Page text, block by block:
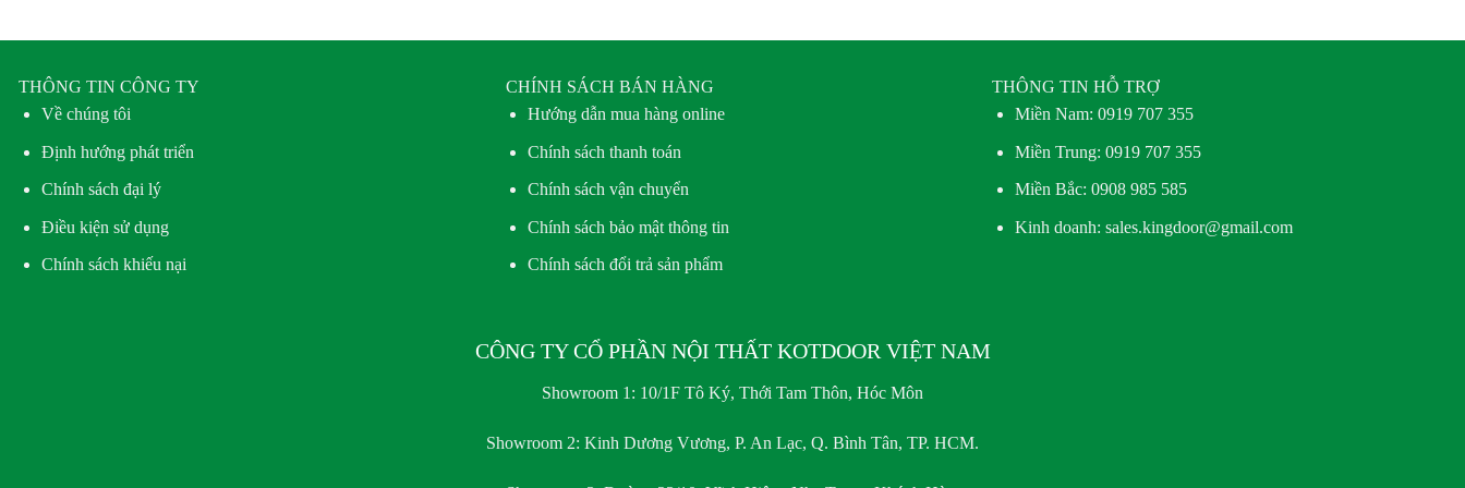
THÔNG TIN CÔNG TY
Về chúng tôi
Định hướng phát triển
Chính sách đại lý
Điều kiện sử dụng
Chính sách khiếu nại
CHÍNH SÁCH BÁN HÀNG
Hướng dẫn mua hàng online
Chính sách thanh toán
Chính sách vận chuyển
Chính sách bảo mật thông tin
Chính sách đổi trả sản phẩm
THÔNG TIN HỖ TRỢ
Miền Nam:0919 707 355
Miền Trung:0919 707 355
Miền Bắc:0908 985 585
Kinh doanh: sales.kingdoor@gmail.com
CÔNG TY CỔ PHẦN NỘI THẤT KOTDOOR VIỆT NAM
Showroom 1: 10/1F Tô Ký, Thới Tam Thôn, Hóc Môn
Showroom 2: Kinh Dương Vương, P. An Lạc, Q. Bình Tân, TP. HCM.